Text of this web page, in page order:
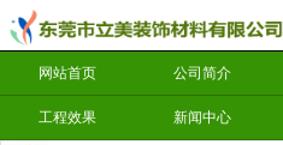
网站首页 公司简介
工程效果 新闻中心